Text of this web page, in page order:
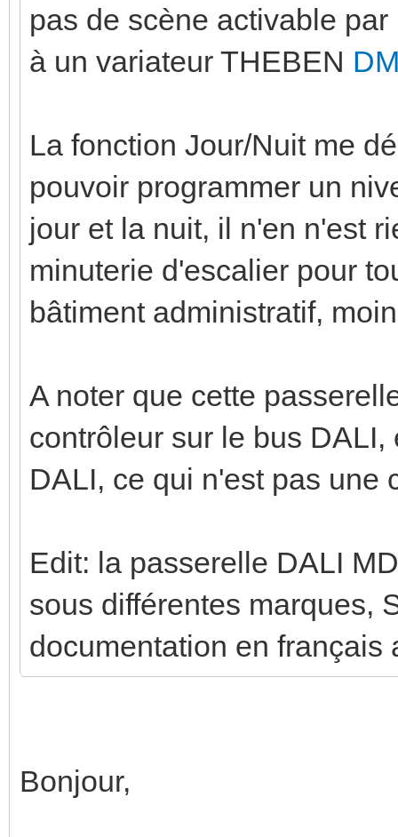
pas de scène activable
à un variateur THEBEN
La fonction Jour/Nuit me
pouvoir programmer un
jour et la nuit, il n'en n'est
minuterie d'escalier pour
bâtiment administratif,
A noter que cette
contrôleur sur le bus
DALI, ce qui n'est pas une
Edit: la passerelle DALI
sous différentes marques,
documentation en français
Bonjour,